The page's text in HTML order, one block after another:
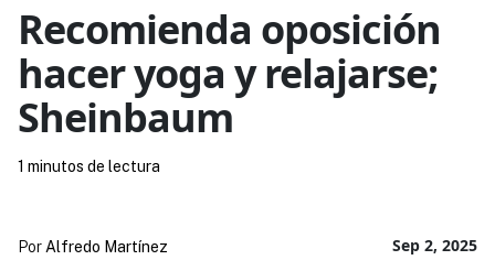
Recomienda oposición
hacer yoga y relajarse;
Sheinbaum
Sep 2, 2025
Por Alfredo Martínez
1 minutos de lectura